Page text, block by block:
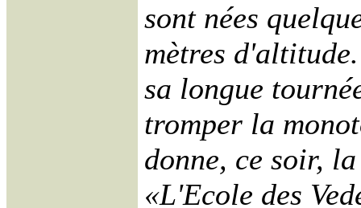
sont nées
mètres
sa longue
tromper la
donne, ce soir,
«L'Ecole des